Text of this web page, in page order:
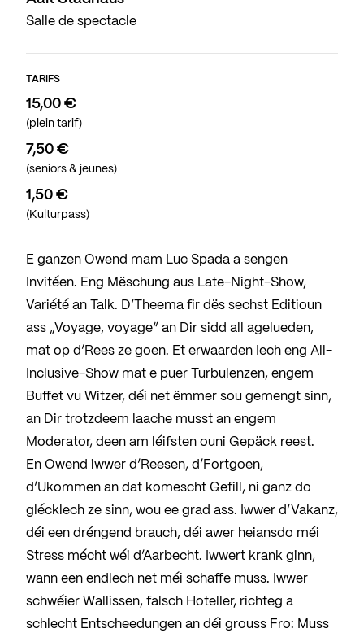
Salle de spectacle
TARIFS
15,00 €
(plein tarif)
7,50 €
(seniors & jeunes)
1,50 €
(Kulturpass)
E ganzen Owend mam Luc Spada a sengen
Invitéen. Eng Mëschung aus Late-Night-Show,
Variété an Talk. D’Theema fir dës sechst Editioun
ass „Voyage, voyage“ an Dir sidd all agelueden,
mat op d’Rees ze goen. Et erwaarden Iech eng All-
Inclusive-Show mat e puer Turbulenzen, engem
Buffet vu Witzer, déi net ëmmer sou gemengt sinn,
an Dir trotzdeem laache musst an engem
Moderator, deen am léifsten ouni Gepäck reest.
En Owend iwwer d’Reesen, d’Fortgoen,
d’Ukommen an dat komescht Gefill, ni ganz do
glécklech ze sinn, wou ee grad ass. Iwwer d’Vakanz,
déi een dréngend brauch, déi awer heiansdo méi
Stress mécht wéi d’Aarbecht. Iwwert krank ginn,
wann een endlech net méi schaffe muss. Iwwer
schwéier Wallissen, falsch Hoteller, richteg a
schlecht Entscheedungen an déi grouss Fro: Muss